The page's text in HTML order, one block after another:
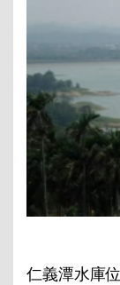
仁義潭水庫